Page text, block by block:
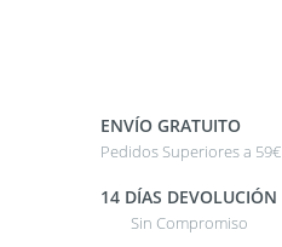
ENVÍO GRATUITO
Pedidos Superiores a 59€
14 DÍAS DEVOLUCIÓN
Sin Compromiso